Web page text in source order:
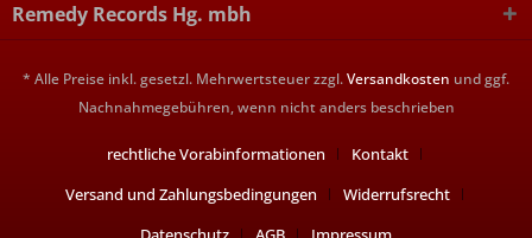
Remedy Records Hg. mbh
* Alle Preise inkl. gesetzl. Mehrwertsteuer zzgl.Versandkosten und ggf.
Nachnahmegebühren, wenn nicht anders beschrieben
rechtliche Vorabinformationen
Kontakt
Versand und Zahlungsbedingungen
Widerrufsrecht